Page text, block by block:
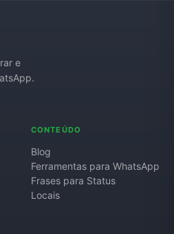
e
CONTEÚDO
Blog
Ferramentas para WhatsApp
Frases para Status
Locais